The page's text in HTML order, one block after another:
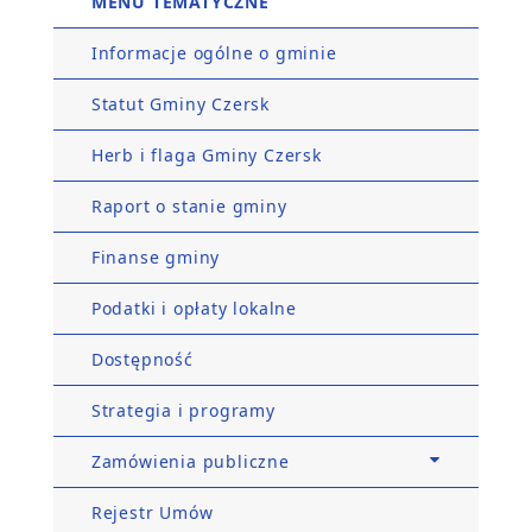
Informacje ogólne o gminie
Statut Gminy Czersk
Herb i flaga Gminy Czersk
Raport o stanie gminy
Finanse gminy
Podatki i opłaty lokalne
Dostępność
Strategia i programy
Zamówienia publiczne
Rejestr Umów